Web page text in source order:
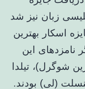
زبان نیز شد
اسکار بهترین
نامزدهای این
شوگرل)، تیلدا
(لی) بودند.